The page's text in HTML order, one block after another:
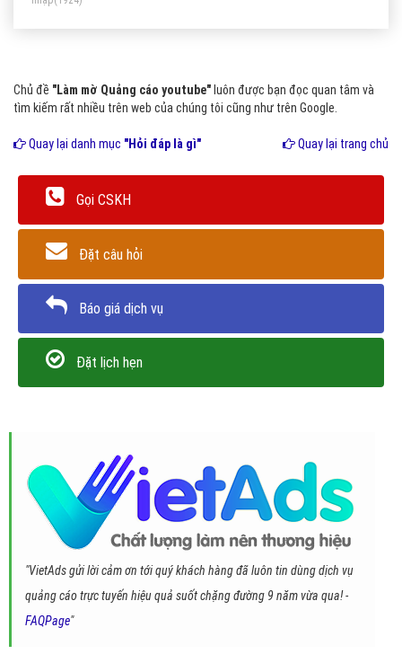
Chủ đề "Làm mờ Quảng cáo youtube" luôn được bạn đọc quan tâm và
tìm kiếm rất nhiều trên web của chúng tôi cũng như trên Google.
Quay lại danh mục "Hỏi đáp là gì" Quay lại trang chủ
Gọi CSKH
Đặt câu hỏi
Báo giá dịch vụ
Đặt lịch hẹn
"VietAds gửi lời cảm ơn tới quý khách hàng đã luôn tin dùng dịch vụ
quảng cáo trực tuyến hiệu quả suốt chặng đường 9 năm vừa qua! -
FAQPage"